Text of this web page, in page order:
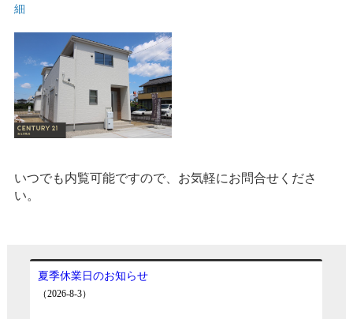
細
いつでも内覧可能ですので、お気軽にお問合せくださ
い。